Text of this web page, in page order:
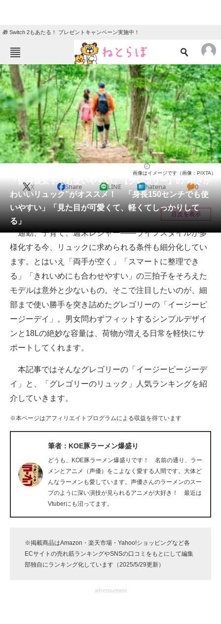
🎁 Switch 2もあたる！ プレゼントキャンペーン実施中！
ねとらぼメニュー
TOP ニュース
エンタメ クイズ
グルメ 地域
住まい 教育・育児
動物 リサーチ
メディア
ITの今と未来を見通す
スマホと通信の最新トレンド
進化するPCとデバイスの未来
好きが集まる 比べて選べる
ビジネスと働き方のヒント
AI活用のいまが分かる
企業ITのトレンドを詳説
ITエンジニア向け専門サイト
IT製品の技術・比較・事例
製造業のIT導入・活用を支援
モノづくり技術者専門サイト
エレクトロニクス専門サイト
電子設計の基本と応用
「低身長女子でも使いやすい」【グレゴリー】の“小さか
わいいリュック”がオススメ！ 「身長150センチでも使
いやすい」「見た目が可愛くて、軽くてしっかりして
る」
画像はイメージです（画像：PIXTA）
X Share LINE hatena 0
目次を表示
通勤、子育て、週末レジャー――ライフスタイルが多
様化する今、リュックに求められる条件も細分化してい
ます。とはいえ「両手が空く」「スマートに整理でき
る」「きれいめにも合わせやすい」の三拍子をそろえた
モデルは意外と少ないもの。そこで注目したいのが、細
部まで使い勝手を突き詰めたグレゴリーの「イージーピ
ージーデイ」。男女問わずフィットするシンプルデザイ
ンと18Lの絶妙な容量は、荷物が増える日常を軽快にサ
ポートしてくれます。
本記事ではそんなグレゴリーの「イージーピージーデ
イ」と、「グレゴリーのリュック」人気ランキングを紹
介していきます。
※本ページはアフィリエイトプログラムによる収益を得ています
筆者：KOE豚ラーメン爆盛り
どうも、KOE豚ラーメン爆盛りです！ 名前の通り、ラー
メンとアニメ（声優）をこよなく愛する人間です。大体ど
んなラーメンも愛しています。声優さんのラーメンのスー
プのように深い演技が見られるアニメが大好き！ 最近は
Vtuberにも沼ってます。
※掲載商品はAmazon・楽天市場・Yahoo!ショッピングなど各
ECサイトの売れ筋ランキングやSNSの口コミをもとにして編集
部独自にランキング化しています（2025/5/29更新）
advertisement